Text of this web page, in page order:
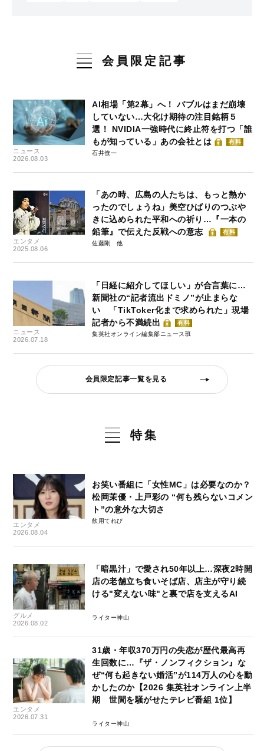
会員限定記事
ニュース
2026.08.03
AI相場「第2幕」へ！ バブルはまだ崩壊
していない…大化け期待の注目銘柄５
選！ NVIDIA一強時代に終止符を打つ「誰
もが知っている」あの会社とは
有料
石井僚一
エンタメ
2025.08.06
「あの時、広島の人たちは、もっと熱か
ったのでしょうね」美空ひばりのつぶや
きに込められた平和への祈り…『一本の
鉛筆』で伝えた反戦への意志
有料
佐藤剛
ニュース
2026.07.18
「日経に紹介してほしい」が合言葉に…
新聞社の“記者流出ドミノ”が止まらな
い 「TikToker化まで求められた」現場
記者から不満続出
有料
集英社オンライン編集部ニュース班
会員限定記事一覧を見る
特集
エンタメ
2026.08.04
お笑い番組に「女性MC」は必要なのか？
松岡茉優・上戸彩の “何も残らないコメン
ト”の意外な大切さ
飲用てれび
グルメ
2026.08.02
「暗黒汁」で愛され50年以上…深夜2時開
店の老舗立ち食いそば店、店主が守り続
ける"変えない味"と裏で店を支えるAI
ライター神山
エンタメ
2026.07.31
31歳・年収370万円の失恋が歴代最高再
生回数に…『ザ・ノンフィクション』な
ぜ“何も起きない婚活”が114万人の心を動
かしたのか【2026 集英社オンライン上半
期 世間を騒がせたテレビ番組 1位】
ライター神山